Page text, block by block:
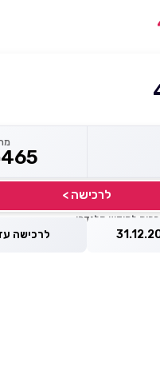
465
לרכישה >
לרכישה עד